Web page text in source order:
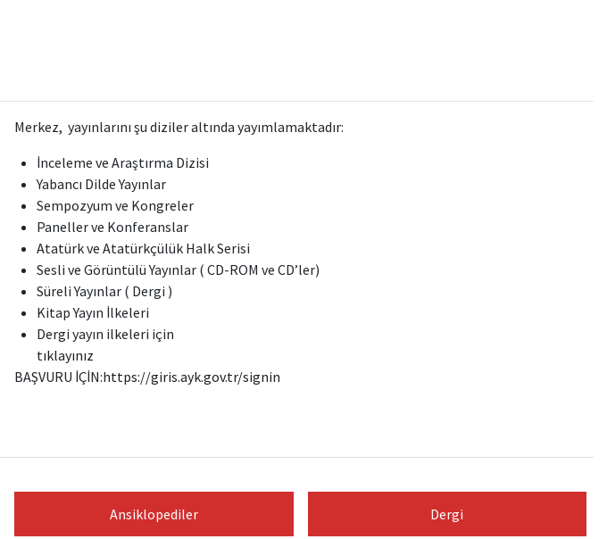
Merkez, yayınlarını şu diziler altında yayımlamaktadır:
İnceleme ve Araştırma Dizisi
Yabancı Dilde Yayınlar
Sempozyum ve Kongreler
Paneller ve Konferanslar
Atatürk ve Atatürkçülük Halk Serisi
Sesli ve Görüntülü Yayınlar ( CD-ROM ve CD’ler)
Süreli Yayınlar ( Dergi )
Kitap Yayın İlkeleri
Dergi yayın ilkeleri için
tıklayınız
BAŞVURU İÇİN:https://giris.ayk.gov.tr/signin
Ansiklopediler Dergi